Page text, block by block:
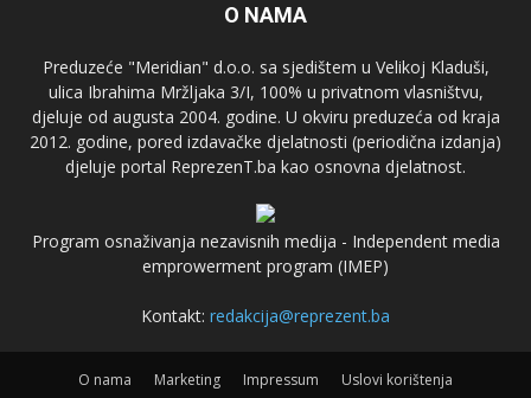
O NAMA
Preduzeće "Meridian" d.o.o. sa sjedištem u Velikoj Kladuši,
ulica Ibrahima Mržljaka 3/I, 100% u privatnom vlasništvu,
djeluje od augusta 2004. godine. U okviru preduzeća od kraja
2012. godine, pored izdavačke djelatnosti (periodična izdanja)
djeluje portal ReprezenT.ba kao osnovna djelatnost.
Program osnaživanja nezavisnih medija - Independent media
emprowerment program (IMEP)
Kontakt: redakcija@reprezent.ba
O nama Marketing Impressum Uslovi korištenja